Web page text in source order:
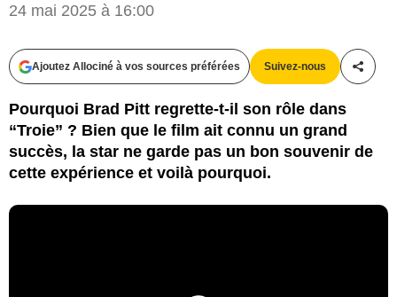
24 mai 2025 à 16:00
Ajoutez Allociné à vos sources préférées Suivez-nous
Pourquoi Brad Pitt regrette-t-il son rôle dans
“Troie” ? Bien que le film ait connu un grand
succès, la star ne garde pas un bon souvenir de
cette expérience et voilà pourquoi.